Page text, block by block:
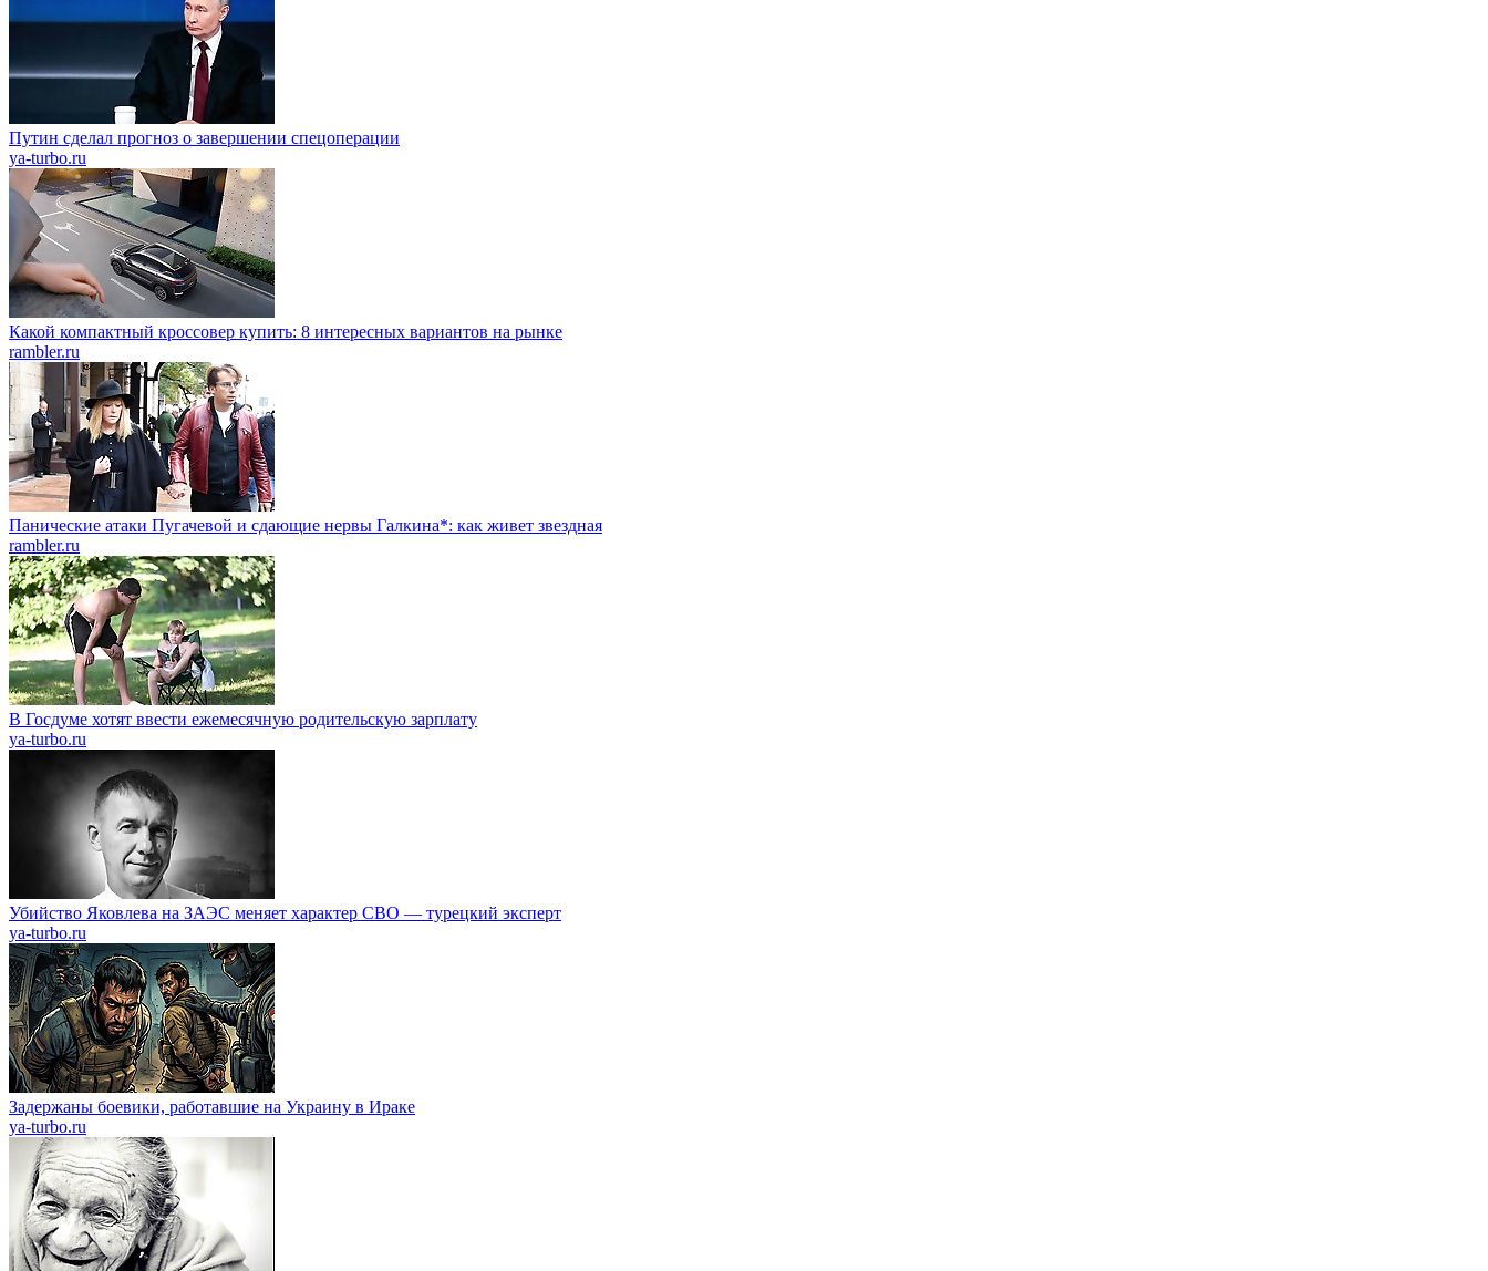
Путин сделал прогноз о завершении спецоперации
ya-turbo.ru
Какой компактный кроссовер купить: 8 интересных вариантов на рынке
rambler.ru
Панические атаки Пугачевой и сдающие нервы Галкина*: как живет звездная
rambler.ru
В Госдуме хотят ввести ежемесячную родительскую зарплату
ya-turbo.ru
Убийство Яковлева на ЗАЭС меняет характер СВО — турецкий эксперт
ya-turbo.ru
Задержаны боевики, работавшие на Украину в Ираке
ya-turbo.ru